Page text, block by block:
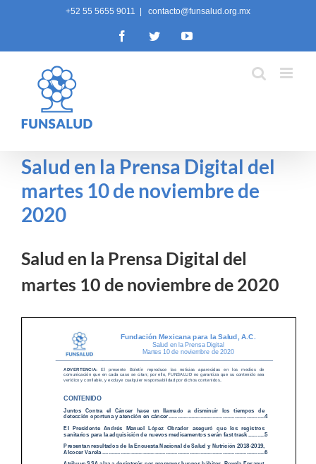
+52 55 5655 9011 contacto@funsalud.org.mx
FacebookTwitterYouTube
Salud en la Prensa Digital del
martes 10 de noviembre de
2020
Salud en la Prensa Digital del
martes 10 de noviembre de 2020